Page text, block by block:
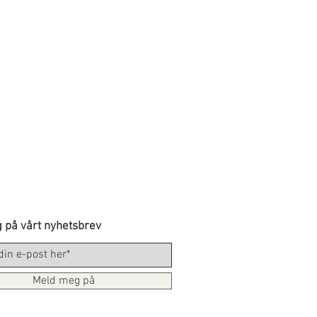
på vårt nyhetsbrev
Meld meg på